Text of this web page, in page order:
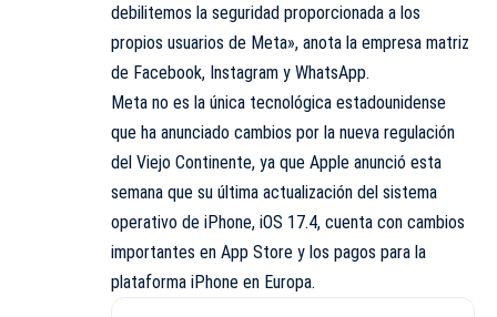
debilitemos la seguridad proporcionada a los
propios usuarios de Meta», anota la empresa matriz
de Facebook, Instagram y WhatsApp.
Meta no es la única tecnológica estadounidense
que ha anunciado cambios por la nueva regulación
del Viejo Continente, ya que Apple anunció esta
semana que su última actualización del sistema
operativo de iPhone, iOS 17.4, cuenta con cambios
importantes en App Store y los pagos para la
plataforma iPhone en Europa.